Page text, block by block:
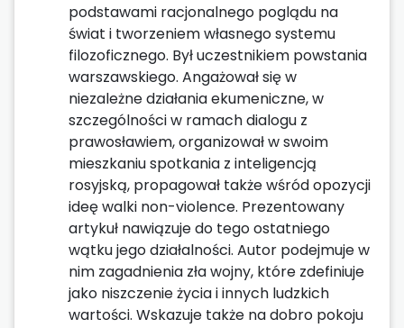
podstawami racjonalnego poglądu na
świat i tworzeniem własnego systemu
filozoficznego. Był uczestnikiem powstania
warszawskiego. Angażował się w
niezależne działania ekumeniczne, w
szczególności w ramach dialogu z
prawosławiem, organizował w swoim
mieszkaniu spotkania z inteligencją
rosyjską, propagował także wśród opozycji
ideę walki non-violence. Prezentowany
artykuł nawiązuje do tego ostatniego
wątku jego działalności. Autor podejmuje w
nim zagadnienia zła wojny, które zdefiniuje
jako niszczenie życia i innych ludzkich
wartości. Wskazuje także na dobro pokoju